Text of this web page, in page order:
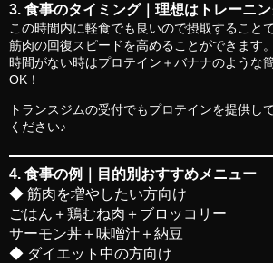
3. 食事のタイミング｜理想はトレーニ
この時間内に軽食でも良いので摂取することで
筋肉の回復スピードを高めることができます。
時間がない時はプロテイン＋バナナのような
OK！
トランスジムの受付でもプロテインを提供し
ください♪
4. 食事の例｜目的別おすすめメニュー
◆ 筋肉を増やしたい方向け
ごはん＋鶏むね肉＋ブロッコリー
サーモン丼＋味噌汁＋納豆
◆ ダイエット中の方向け